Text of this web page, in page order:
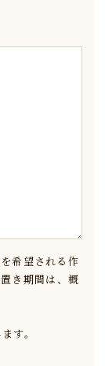
希望される作
き期間は、概
す。